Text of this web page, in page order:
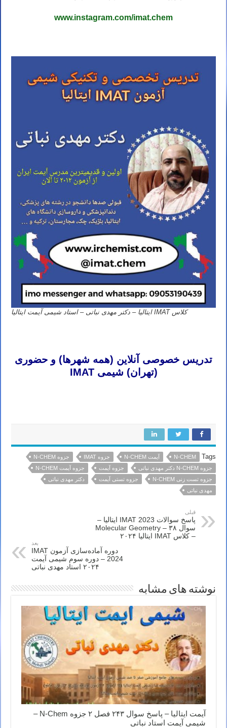
www.instagram.com/imat.chem
کلاس IMAT ایتالیا – دکتر مهدی نباتی – استاد شیمی آیمت ایتالیا
تدریس خصوصی آنلاین (همه شهرها) و حضوری
(تهران) شیمی IMAT
Tags
N-CHEM آیمت N-CHEM جزوه IMAT
جزوه N-CHEM
جزوه N-CHEM دکتر مهدی نباتی
جزوه آیمت
جزوه آیمت N-CHEM
جزوه تست زنی N-CHEM
جزوه تستی آیمت
دکتر مهدی نباتی
مهدی نباتی
قبلی
پاسخ سوالات IMAT 2023 ایتالیا –
سوال ۳۸ – Molecular Geometry
– کلاس IMAT ایتالیا ۲۰۲۴
بعد
دوره آماده‌سازی آزمون IMAT
2024 – دوره سوم شیمی آیمت
۲۰۲۴ استاد مهدی نباتی
نوشته های مشابه
آیمت ایتالیا – پاسخ سوال ۲۴۳ فصل ۲ جزوه N-Chem –
شیمی آیمت استاد نباتی